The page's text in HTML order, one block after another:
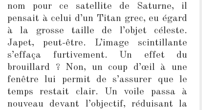
nom pour ce satellite de Saturne, il
pensait à celui d’un Titan grec, eu égard
à la grosse taille de l’objet céleste.
Japet, peut-être. L’image scintillante
s’effaça furtivement. Un effet du
brouillard ? Non, un coup d’œil à une
fenêtre lui permit de s’assurer que le
temps restait clair. Un voile passa à
nouveau devant l’objectif, réduisant la